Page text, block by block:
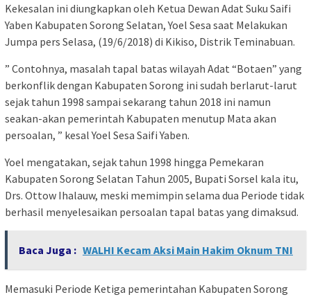
Kekesalan ini diungkapkan oleh Ketua Dewan Adat Suku Saifi
Yaben Kabupaten Sorong Selatan, Yoel Sesa saat Melakukan
Jumpa pers Selasa, (19/6/2018) di Kikiso, Distrik Teminabuan.
” Contohnya, masalah tapal batas wilayah Adat “Botaen” yang
berkonflik dengan Kabupaten Sorong ini sudah berlarut-larut
sejak tahun 1998 sampai sekarang tahun 2018 ini namun
seakan-akan pemerintah Kabupaten menutup Mata akan
persoalan, ” kesal Yoel Sesa Saifi Yaben.
Yoel mengatakan, sejak tahun 1998 hingga Pemekaran
Kabupaten Sorong Selatan Tahun 2005, Bupati Sorsel kala itu,
Drs. Ottow Ihalauw, meski memimpin selama dua Periode tidak
berhasil menyelesaikan persoalan tapal batas yang dimaksud.
Baca Juga : WALHI Kecam Aksi Main Hakim Oknum TNI
Memasuki Periode Ketiga pemerintahan Kabupaten Sorong